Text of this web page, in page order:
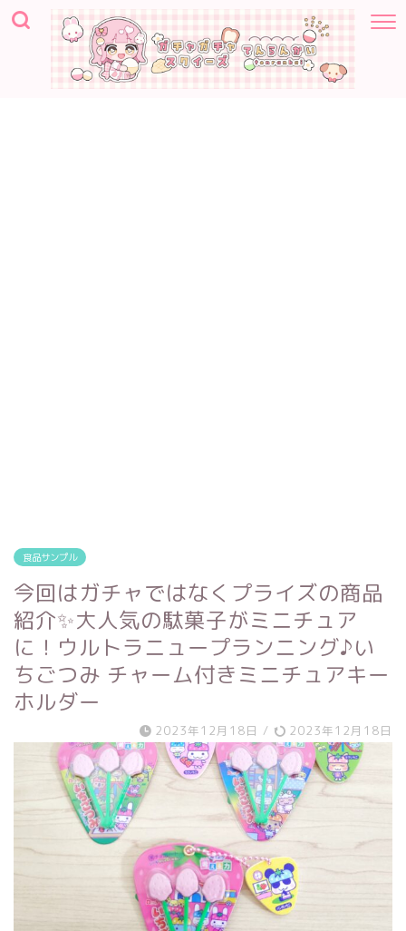
食品サンプル
今回はガチャではなくプライズの商品
紹介✨大人気の駄菓子がミニチュア
に！ウルトラニュープランニング♪い
ちごつみ チャーム付きミニチュアキー
ホルダー
2023年12月18日 / 2023年12月18日